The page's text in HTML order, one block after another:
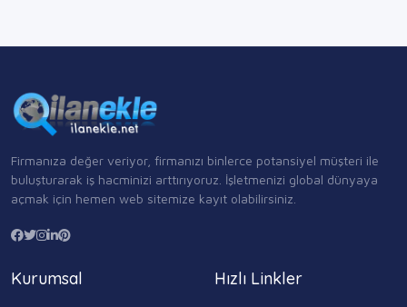
Firmanıza değer veriyor, firmanızı binlerce potansiyel müşteri ile
buluşturarak iş hacminizi arttırıyoruz. İşletmenizi global dünyaya
açmak için hemen web sitemize kayıt olabilirsiniz.
Kurumsal Hızlı Linkler